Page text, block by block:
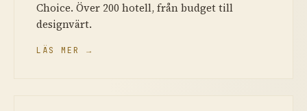
Choice. Över 200 hotell, från budget till
designvärt.
LÄS MER →